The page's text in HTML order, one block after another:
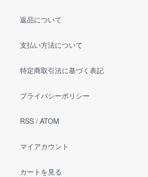
返品について
支払い方法について
特定商取引法に基づく表記
プライバシーポリシー
RSS / ATOM
マイアカウント
カートを見る